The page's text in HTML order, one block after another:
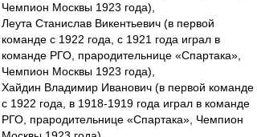
Чемпион Москвы 1923 года),
Леута Станислав Викентьевич (в первой
команде с 1922 года, с 1921 года играл в
команде РГО, прародительнице «Спартака»,
Чемпион Москвы 1923 года),
Хайдин Владимир Иванович (в первой команде
с 1922 года, в 1918-1919 года играл в команде
РГО, прародительнице «Спартака», Чемпион